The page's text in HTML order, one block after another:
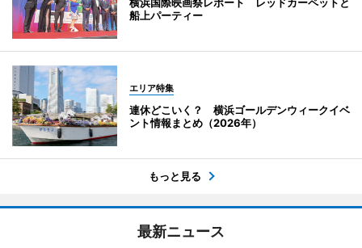
船上パーティー
エリア特集
連休どこいく？ 横浜ゴールデンウィークイベ
ント情報まとめ（2026年）
もっと見る
最新ニュース